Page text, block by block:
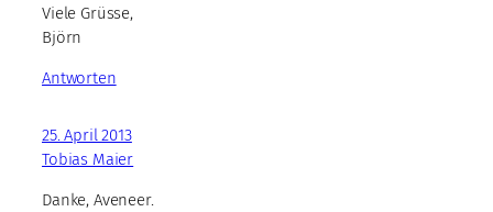
Viele Grüsse,
Björn
Antworten
25. April 2013
Tobias Maier
Danke, Aveneer.